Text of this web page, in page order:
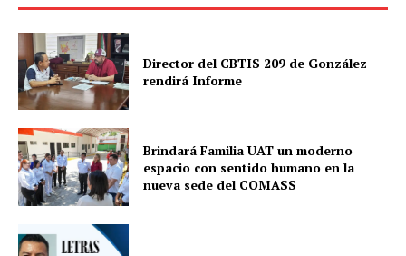
Director del CBTIS 209 de González
rendirá Informe
Brindará Familia UAT un moderno
espacio con sentido humano en la
nueva sede del COMASS